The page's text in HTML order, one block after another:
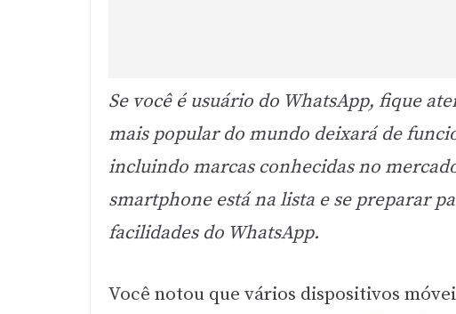
Se você é usuário do WhatsApp, fique
mais popular do mundo deixará de
incluindo marcas conhecidas no
smartphone está na lista e se preparar
facilidades do WhatsApp.
Você notou que vários dispositivos